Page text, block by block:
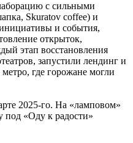
с сильными
Skuratov coffee) и
и события,
открыток,
этап восстановления
запустили лендинг и
где горожане могли
2025-го. На «ламповом»
под «Оду к радости»